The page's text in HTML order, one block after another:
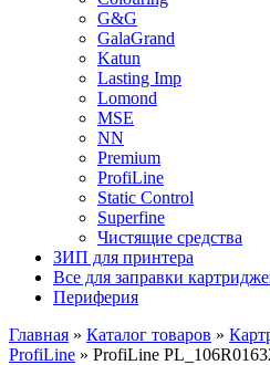
G&G
GalaGrand
Katun
Lasting Imp
Lomond
MSE
NN
Premium
ProfiLine
Static Control
Superfine
Чистящие средства
ЗИП для принтера
Все для заправки
Периферия
Главная » Каталог товаров »
ProfiLine » ProfiLine